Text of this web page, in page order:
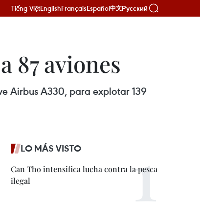
Tiếng ViệtEnglishFrançaisEspañol中文Русский
87 aviones
Airbus A330, para explotar 139
LO MÁS VISTO
Can Tho intensifica lucha contra la pesca
ilegal